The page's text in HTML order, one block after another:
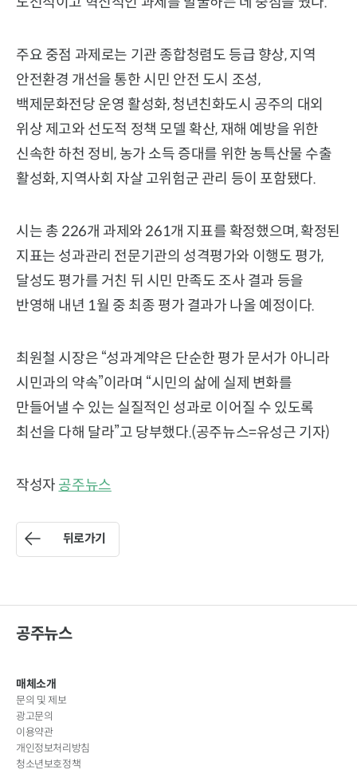
주요 중점 과제로는 기관 종합청렴도 등급 향상, 지역
안전환경 개선을 통한 시민 안전 도시 조성,
백제문화전당 운영 활성화, 청년친화도시 공주의 대외
위상 제고와 선도적 정책 모델 확산, 재해 예방을 위한
신속한 하천 정비, 농가 소득 증대를 위한 농특산물 수출
활성화, 지역사회 자살 고위험군 관리 등이 포함됐다.
시는 총 226개 과제와 261개 지표를 확정했으며, 확정된
지표는 성과관리 전문기관의 성격평가와 이행도 평가,
달성도 평가를 거친 뒤 시민 만족도 조사 결과 등을
반영해 내년 1월 중 최종 평가 결과가 나올 예정이다.
최원철 시장은 “성과계약은 단순한 평가 문서가 아니라
시민과의 약속”이라며 “시민의 삶에 실제 변화를
만들어낼 수 있는 실질적인 성과로 이어질 수 있도록
최선을 다해 달라”고 당부했다.(공주뉴스=유성근 기자)
작성자 공주뉴스
뒤로가기
공주뉴스
매체소개
문의 및 제보
광고문의
이용약관
개인정보처리방침
청소년보호정책